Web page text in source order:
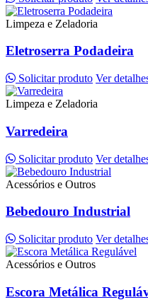
Limpeza e Zeladoria
Eletroserra Podadeira
Solicitar produto Ver
Limpeza e Zeladoria
Varredeira
Solicitar produto Ver
Acessórios e Outros
Bebedouro Industrial
Solicitar produto Ver
Acessórios e Outros
Escora Metálica